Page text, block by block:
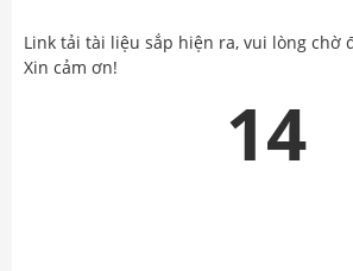
Link tải tài liệu sắp hiện ra, vui lòng chờ
Xin cảm ơn!
14